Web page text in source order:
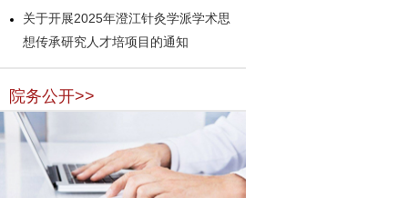
关于开展2025年澄江针灸学派学术思
想传承研究人才培项目的通知
院务公开>>